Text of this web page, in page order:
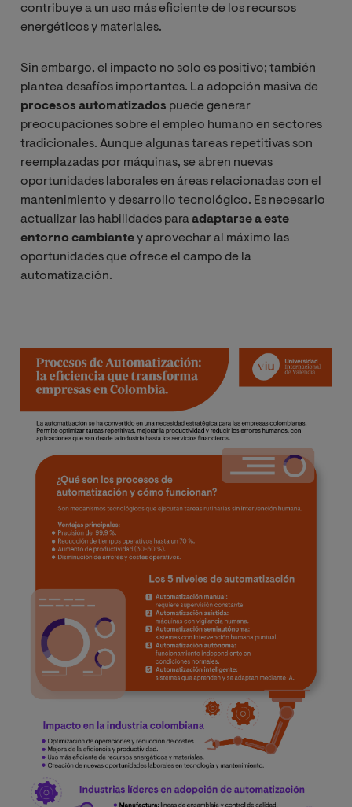
contribuye a un uso más eficiente de los recursos
energéticos y materiales.
Sin embargo, el impacto no solo es positivo; también
plantea desafíos importantes. La adopción masiva de
procesos automatizados puede generar
preocupaciones sobre el empleo humano en sectores
tradicionales. Aunque algunas tareas repetitivas son
reemplazadas por máquinas, se abren nuevas
oportunidades laborales en áreas relacionadas con el
mantenimiento y desarrollo tecnológico. Es necesario
actualizar las habilidades paraadaptarse a este
entorno cambiantey aprovechar al máximo las
oportunidades que ofrece el campo de la
automatización.
Image